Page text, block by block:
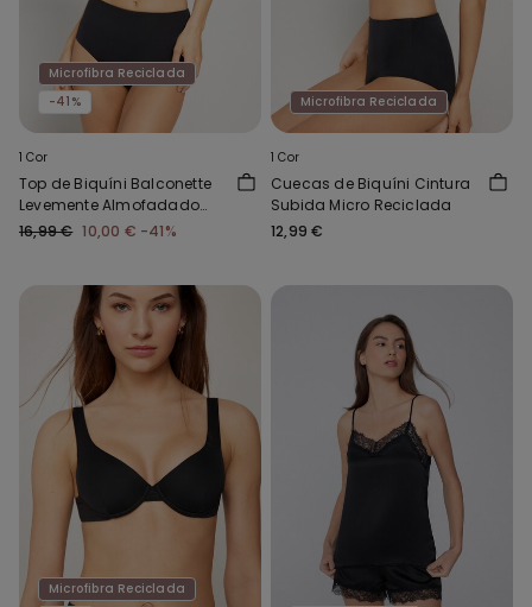
Microfibra Reciclada
-41%
1 Cor
Top de Biquíni Balconette
Levemente Almofadado
Franzido Reciclado
16,99 € 10,00 € -41%
Microfibra Reciclada
1 Cor
Cuecas de Biquíni Cintura
Subida Micro Reciclada
12,99 €
Microfibra Reciclada